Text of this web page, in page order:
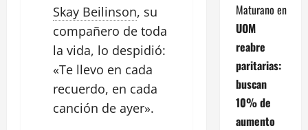
Skay Beilinson, su
compañero de toda
la vida, lo despidió:
«Te llevo en cada
recuerdo, en cada
canción de ayer».
Maturano en
UOM
reabre
paritarias:
buscan
10% de
aumento